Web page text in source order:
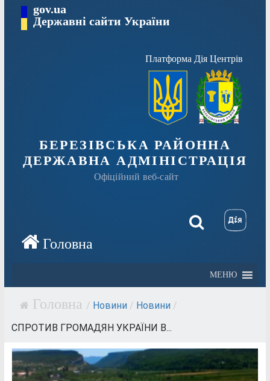
Перейтиgov.ua
Державні сайти України
Платформа Дія Центрів
БЕРЕЗІВСЬКА РАЙОННА
ДЕРЖАВНА АДМІНІСТРАЦІЯ
Офіційний веб-сайт
МЕНЮ
/ Новини / Новини /
СПРОТИВ ГРОМАДЯН УКРАЇНИ В...